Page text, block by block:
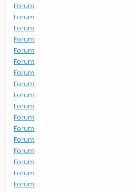
Forum
Forum
Forum
Forum
Forum
Forum
Forum
Forum
Forum
Forum
Forum
Forum
Forum
Forum
Forum
Forum
Forum